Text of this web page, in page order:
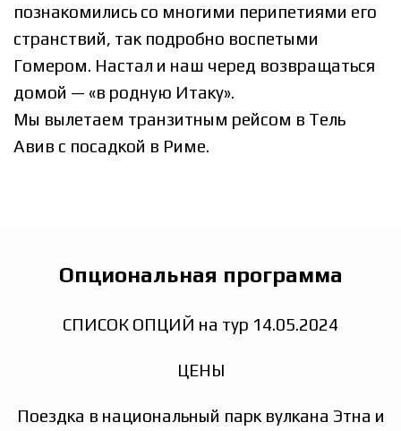
познакомились со многими перипетиями его
странствий, так подробно воспетыми
Гомером. Настал и наш черед возвращаться
домой — «в родную Итаку».
Мы вылетаем транзитным рейсом в Тель
Авив с посадкой в Риме.
Опциональная программа
СПИСОК ОПЦИЙ на тур 14.05.2024
ЦЕНЫ
Поездка в национальный парк вулкана Этна и